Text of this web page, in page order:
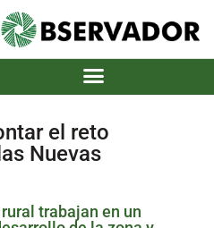
el reto
Nuevas
trabajan en un